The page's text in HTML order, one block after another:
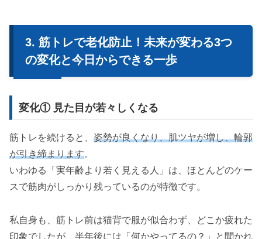
筋トレで老化防止！未来が変わる3つ
の変化と今日からできる一歩
変化① 見た目が若々しくなる
筋トレを続けると、 姿勢が良くなり、肌ツヤが増し、輪郭
が引き締まります。
いわゆる「実年齢より若く見える人」は、ほとんどのケー
スで筋肉がしっかり残っているのが特徴です。
私自身も、筋トレ前は猫背で服が似合わず、どこか疲れた
印象でしたが、半年後には「何かやってるの？」と聞かれ